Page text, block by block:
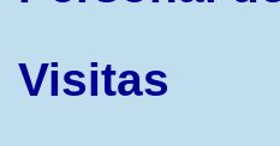
Visitas